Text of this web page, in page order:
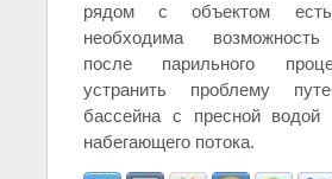
рядом с объектом
необходима
после парильного
устранить проблему
бассейна с пресной водой
набегающего потока.